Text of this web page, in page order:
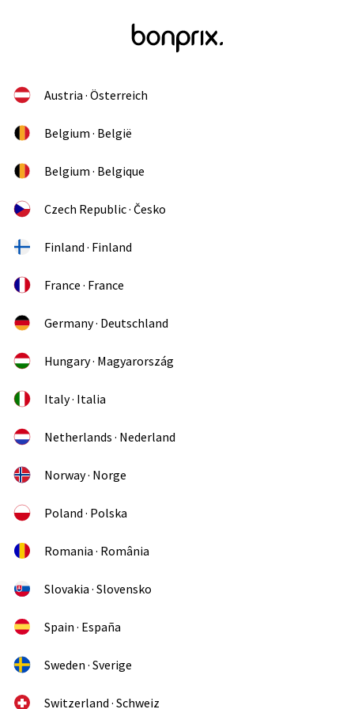
Austria · Österreich
Belgium · België
Belgium · Belgique
Czech Republic · Česko
Finland · Finland
France · France
Germany · Deutschland
Hungary · Magyarország
Italy · Italia
Netherlands · Nederland
Norway · Norge
Poland · Polska
Romania · România
Slovakia · Slovensko
Spain · España
Sweden · Sverige
Switzerland · Schweiz